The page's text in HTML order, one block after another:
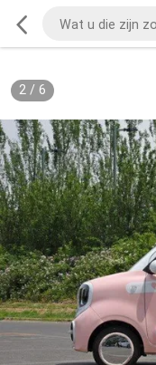
2/ 6